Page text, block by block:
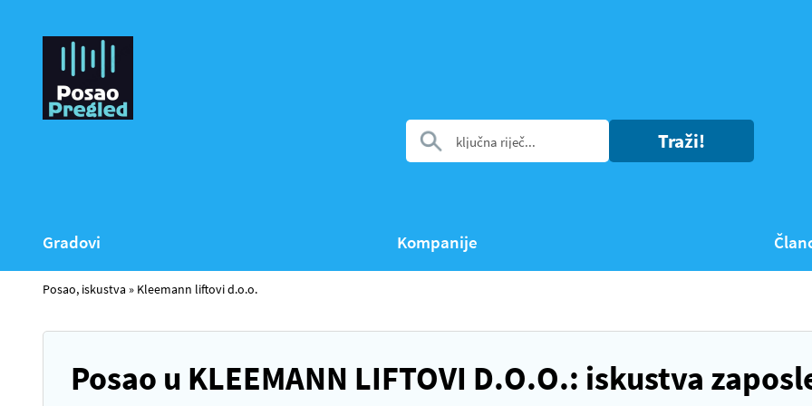
Traži!
Gradovi Kompanije
Posao, iskustva » Kleemann liftovi d.o.o.
Posao u KLEEMANN LIFTOVI D.O.O.: iskustva